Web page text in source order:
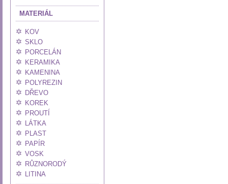
MATERIÁL
KOV
SKLO
PORCELÁN
KERAMIKA
KAMENINA
POLYREZIN
DŘEVO
KOREK
PROUTÍ
LÁTKA
PLAST
PAPÍR
VOSK
RŮZNORODÝ
LITINA